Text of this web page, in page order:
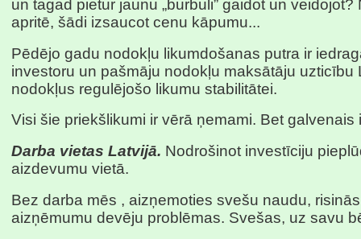
un tagad pietur jaunu „burbuli” gaidot un veidojot?
apritē, šādi izsaucot cenu kāpumu...
Pēdējo gadu nodokļu likumdošanas putra ir
investoru un pašmāju nodokļu maksātāju uzticību
nodokļus regulējošo likumu stabilitātei.
Visi šie priekšlikumi ir vērā ņemami. Bet galvenais
Darba vietas Latvijā. Nodrošinot investīciju
aizdevumu vietā.
Bez darba mēs , aizņemoties svešu naudu,
aizņēmumu devēju problēmas. Svešas, uz savu